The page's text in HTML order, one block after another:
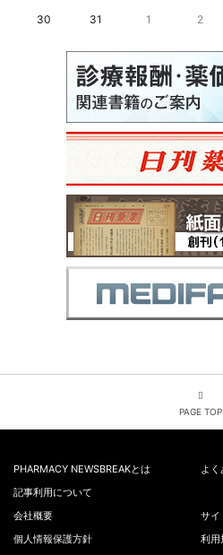
30
31 1 2
PAGE TOP
PHARMACY NEWSBREAKとは
よく
記事利用について
会社概要
サイ
個人情報保護方針
利用